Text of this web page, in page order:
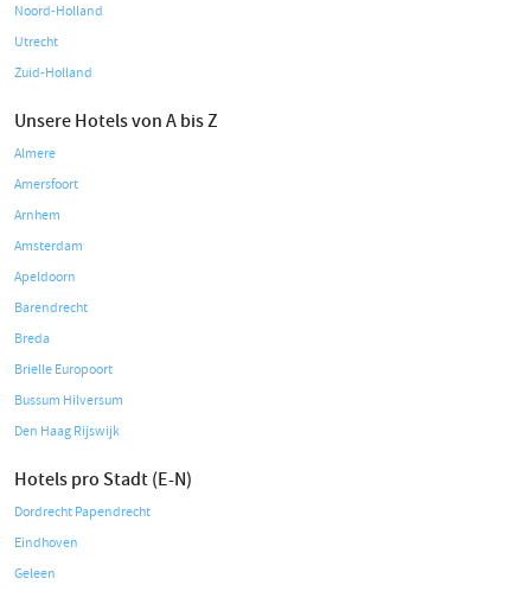
Noord-Holland
Utrecht
Zuid-Holland
Unsere Hotels von A bis Z
Almere
Amersfoort
Arnhem
Amsterdam
Apeldoorn
Barendrecht
Breda
Brielle Europoort
Bussum Hilversum
Den Haag Rijswijk
Hotels pro Stadt (E-N)
Dordrecht Papendrecht
Eindhoven
Geleen